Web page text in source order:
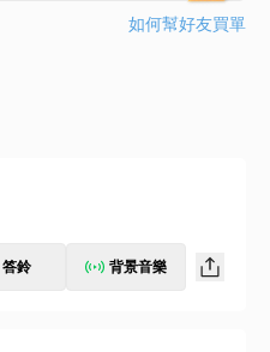
如何幫好友買單
答鈴 背景音樂